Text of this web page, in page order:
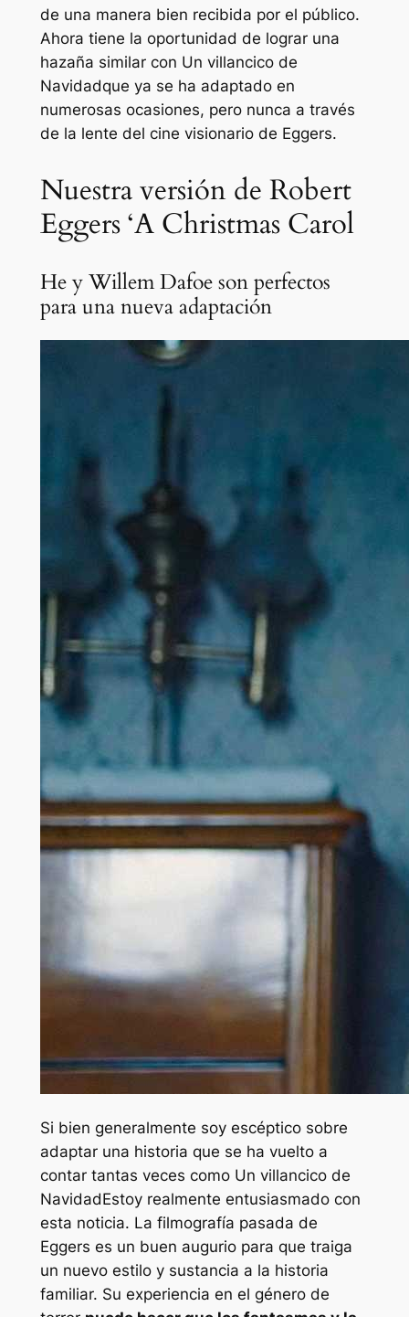
de una manera bien recibida por el público.
Ahora tiene la oportunidad de lograr una
hazaña similar con Un villancico de
Navidadque ya se ha adaptado en
numerosas ocasiones, pero nunca a través
de la lente del cine visionario de Eggers.
Nuestra versión de Robert
Eggers ‘A Christmas Carol
He y Willem Dafoe son perfectos
para una nueva adaptación
Si bien generalmente soy escéptico sobre
adaptar una historia que se ha vuelto a
contar tantas veces como Un villancico de
NavidadEstoy realmente entusiasmado con
esta noticia. La filmografía pasada de
Eggers es un buen augurio para que traiga
un nuevo estilo y sustancia a la historia
familiar. Su experiencia en el género de